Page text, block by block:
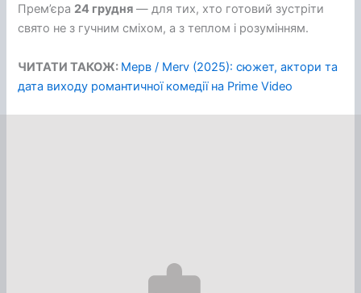
Прем’єра 24 грудня — для тих, хто готовий зустріти
свято не з гучним сміхом, а з теплом і розумінням.
ЧИТАТИ ТАКОЖ: Мерв / Merv (2025): сюжет, актори та
дата виходу романтичної комедії на Prime Video